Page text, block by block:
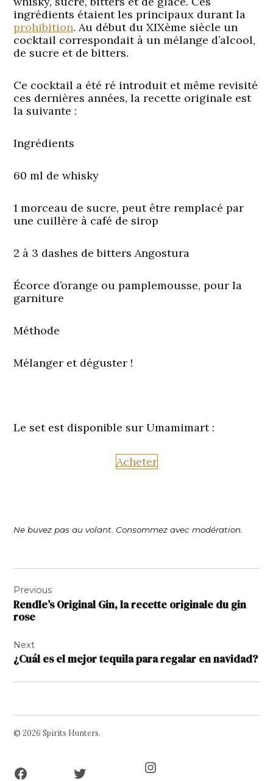
ingrédients étaient les principaux durant la
prohibition. Au début du XIXème siècle un
cocktail correspondait à un mélange d’alcool,
de sucre et de bitters.
Ce cocktail a été ré introduit et même revisité
ces dernières années, la recette originale est
la suivante :
Ingrédients
60 ml de whisky
1 morceau de sucre, peut être remplacé par
une cuillère à café de sirop
2 à 3 dashes de bitters Angostura
Écorce d’orange ou pamplemousse, pour la
garniture
Méthode
Mélanger et déguster !
Le set est disponible sur Umamimart :
Acheter
Ne buvez pas au volant. Consommez avec modération.
de
l’article
Previous
Rendle’s Original Gin, la recette originale du gin
rose
Next
¿Cuál es el mejor tequila para regalar en navidad?
© 2026 Spirits Hunters.